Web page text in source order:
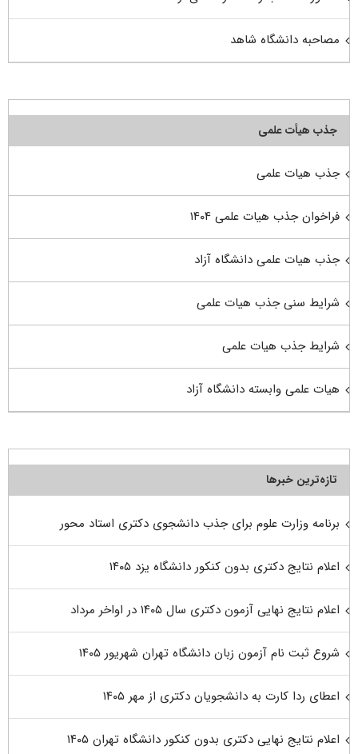
مصاحبه دانشگاه شاهد
جذب هیأت علمی
جذب هیات علمی
فراخوان جذب هیات علمی ۱۴۰۴
جذب هیات علمی دانشگاه آزاد
شرایط سنی جذب هیات علمی
شرایط جذب هیات علمی
هیات علمی وابسته دانشگاه آزاد
تازه‌ترین خبرها
برنامه وزارت علوم برای جذب دانشجوی دکتری استاد محور
اعلام نتایج دکتری بدون کنکور دانشگاه یزد ۱۴۰۵
اعلام نتایج نهایی آزمون دکتری سال ۱۴۰۵ در اواخر مرداد
شروع ثبت نام آزمون زبان دانشگاه تهران شهریور ۱۴۰۵
اعطای ردا کارت به دانشجویان دکتری از مهر ۱۴۰۵
اعلام نتایج نهایی دکتری بدون کنکور دانشگاه تهران ۱۴۰۵